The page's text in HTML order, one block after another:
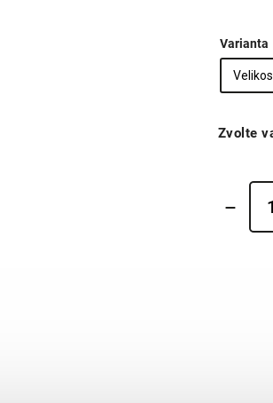
Varianta
Zvolte
SLEVA
200 Kč na